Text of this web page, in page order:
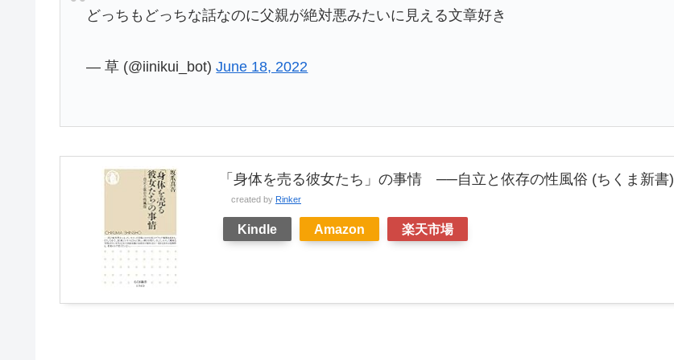
どっちもどっちな話なのに父親が絶対悪みたいに見える文章好き
— 草 (@iinikui_bot)June 18, 2022
「身体を売る彼女たち」の事情 ──自立と依存の性風俗 (ちくま新書)
created by Rinker
Kindle Amazon 楽天市場